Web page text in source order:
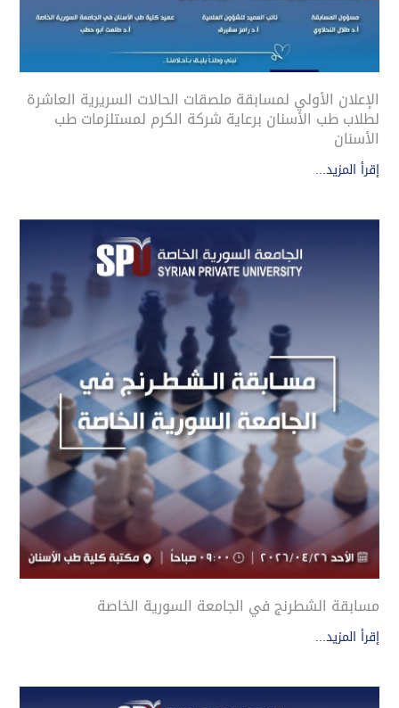
الإعلان الأولي لمسابقة ملصقات الحالات السريرية العاشرة
لطلاب طب الأسنان برعاية شركة الكرم لمستلزمات طب
الأسنان
إقرأ المزيد...
مسابقة الشطرنج في الجامعة السورية الخاصة
إقرأ المزيد...